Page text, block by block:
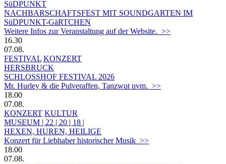
SüDPUNKT
NACHBARSCHAFTSFEST MIT SOUNDGARTEN IM
SüDPUNKT-GäRTCHEN
Weitere Infos zur Veranstaltung auf der Website. >>
16.30
07.08.
FESTIVAL KONZERT
HERSBRUCK
SCHLOSSHOF FESTIVAL 2026
Mr. Hurley & die Pulveraffen, Tanzwut uvm. >>
18.00
07.08.
KONZERT KULTUR
MUSEUM | 22 | 20 | 18 |
HEXEN, HUREN, HEILIGE
Konzert für Liebhaber historischer Musik >>
18.00
07.08.